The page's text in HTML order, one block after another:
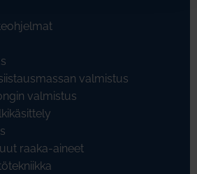
valmistus
valmistus
raaka-aineet